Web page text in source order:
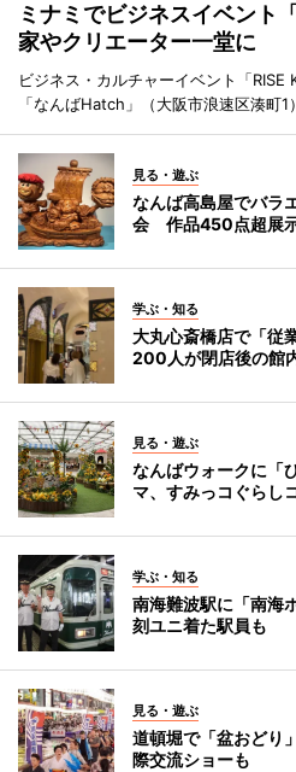
ミナミでビジネスイベン
家やクリエーター一堂に
ビジネス・カルチャーイベント「RISE
「なんばHatch」（大阪市浪速区湊町1
見る・遊ぶ
なんば高島屋でバラ
会 作品450点超展
学ぶ・知る
大丸心斎橋店で「従
200人が閉店後の館
見る・遊ぶ
なんばウォークに「
マ、すみっコぐらし
学ぶ・知る
南海難波駅に「南海
刻ユニ着た駅員も
見る・遊ぶ
道頓堀で「盆おどり
際交流ショーも